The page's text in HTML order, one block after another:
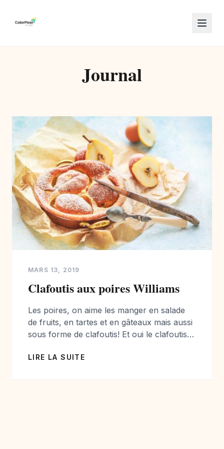
Journal
MARS 13, 2019
Clafoutis aux poires Williams
Les poires, on aime les manger en salade
de fruits, en tartes et en gâteaux mais aussi
sous forme de clafoutis! Et oui le clafoutis,
on les adore aussi… Dans cette recette
LIRE LA SUITE